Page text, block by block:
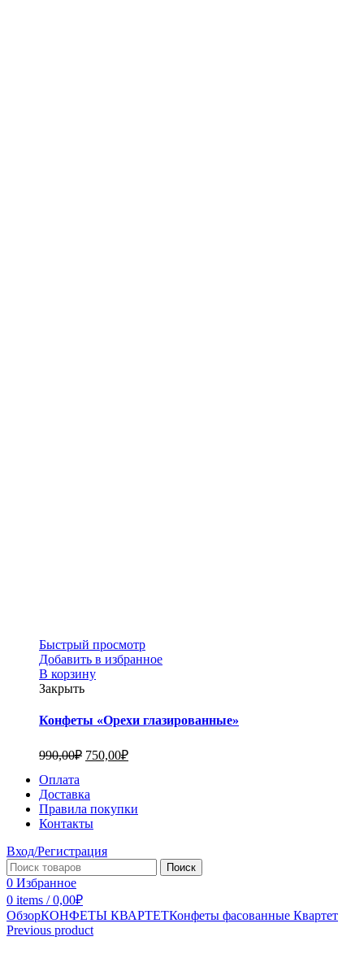
Быстрый просмотр
Добавить в избранное
В корзину
Закрыть
Конфеты «Орехи глазированные»
990,00₽ 750,00₽
Оплата
Доставка
Правила покупки
Контакты
Вход/Регистрация
Поиск
0 Избранное
0 items / 0,00₽
ОбзорКОНФЕТЫ КВАРТЕТКонфеты фасованные Квартет
Previous product